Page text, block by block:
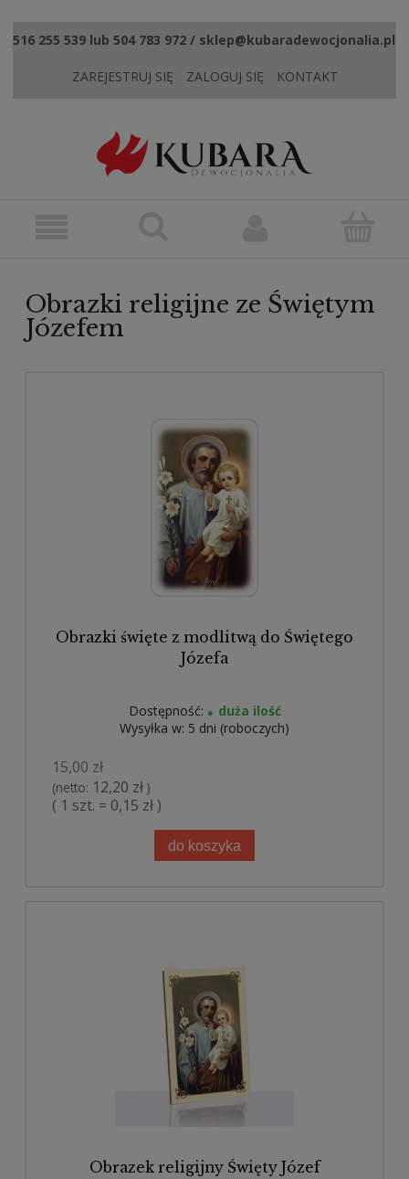
516 255 539 lub 504 783 972 / sklep@kubaradewocjonalia.pl
ZAREJESTRUJ SIĘ ZALOGUJ SIĘ KONTAKT
Obrazki religijne ze Świętym
Józefem
Obrazki święte z modlitwą do Świętego
Józefa
Dostępność:
duża ilość
Wysyłka w: 5 dni (roboczych)
15,00 zł
(netto: 12,20 zł )
( 1 szt. = 0,15 zł )
do koszyka
Obrazek religijny Święty Józef